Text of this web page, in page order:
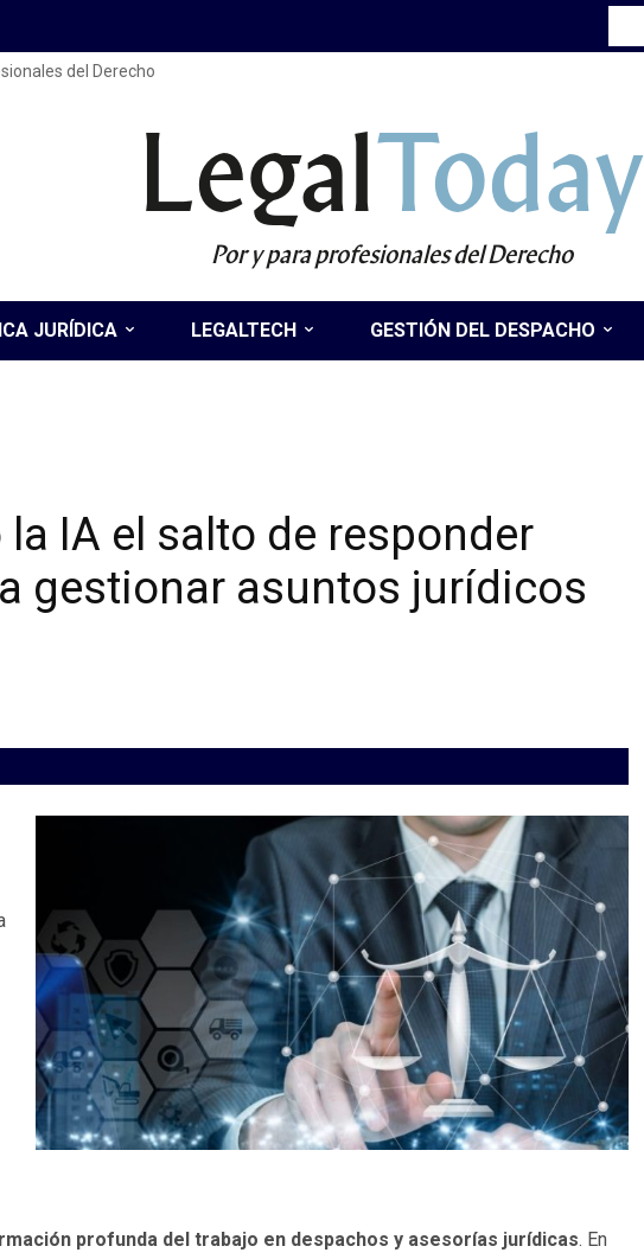
del Derecho
LegalToday
Por y para profesionales del Derecho
JURÍDICA LEGALTECH GESTIÓN DEL DESPACHO
IA el salto de responder
gestionar asuntos jurídicos
profunda del trabajo en despachos y asesorías jurídicas. En